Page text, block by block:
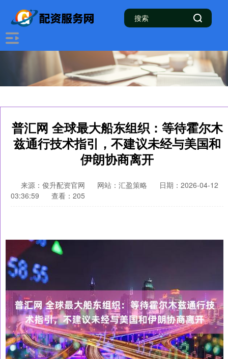
普汇网 全球最大船东组织：等待霍尔木
兹通行技术指引，不建议未经与美国和
伊朗协商离开
来源：俊升配资官网 网站：汇盈策略
日期：2026-04-12
03:36:59
查看：205